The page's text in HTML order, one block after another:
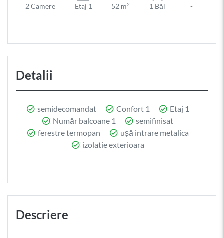
2 Camere Etaj 1 52 m2 1 Băi -
Detalii
semidecomandat Confort 1
Etaj 1
Număr balcoane 1
semifinisat
ferestre termopan
ușă intrare metalica
izolatie exterioara
Descriere